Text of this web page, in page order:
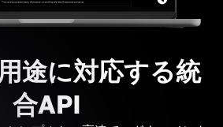
途に対応する統
合API